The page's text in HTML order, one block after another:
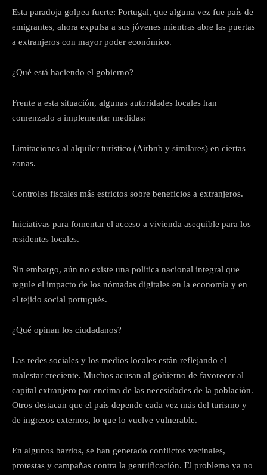
Esta paradoja golpea fuerte: Portugal, que alguna vez fue país de
emigrantes, ahora expulsa a sus jóvenes mientras abre las puertas
a extranjeros con mayor poder económico.
¿Qué está haciendo el gobierno?
Frente a esta situación, algunas autoridades locales han
comenzado a implementar medidas:
Limitaciones al alquiler turístico (Airbnb y similares) en ciertas
zonas.
Controles fiscales más estrictos sobre beneficios a extranjeros.
Iniciativas para fomentar el acceso a vivienda asequible para los
residentes locales.
Sin embargo, aún no existe una política nacional integral que
regule el impacto de los nómadas digitales en la economía y en
el tejido social portugués.
¿Qué opinan los ciudadanos?
Las redes sociales y los medios locales están reflejando el
malestar creciente. Muchos acusan al gobierno de favorecer al
capital extranjero por encima de las necesidades de la población.
Otros destacan que el país depende cada vez más del turismo y
de ingresos externos, lo que lo vuelve vulnerable.
En algunos barrios, se han generado conflictos vecinales,
protestas y campañas contra la gentrificación. El problema ya no